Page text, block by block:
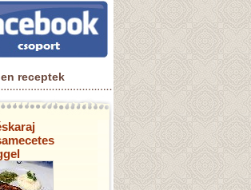
receptek